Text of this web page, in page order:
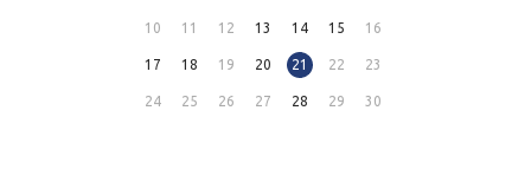
10 11 12 13 14 15 16
17 18 19 20 21 22 23
24 25 26 27 28 29 30